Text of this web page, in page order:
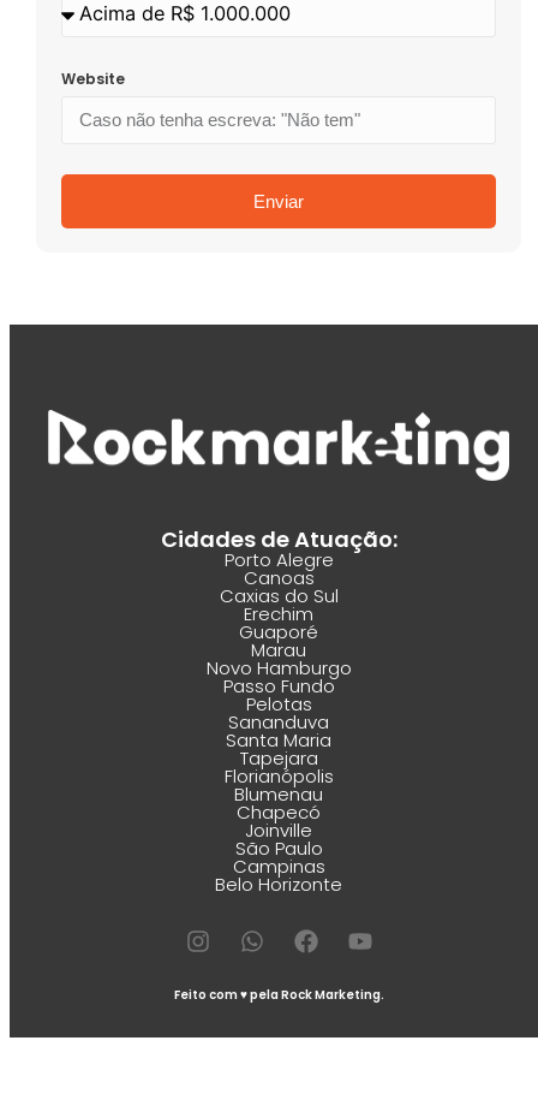
Website
Enviar
Cidades de Atuação:
Porto Alegre
Canoas
Caxias do Sul
Erechim
Guaporé
Marau
Novo Hamburgo
Passo Fundo
Pelotas
Sananduva
Santa Maria
Tapejara
Florianópolis
Blumenau
Chapecó
Joinville
São Paulo
Campinas
Belo Horizonte
Feito com ♥ pela Rock Marketing.